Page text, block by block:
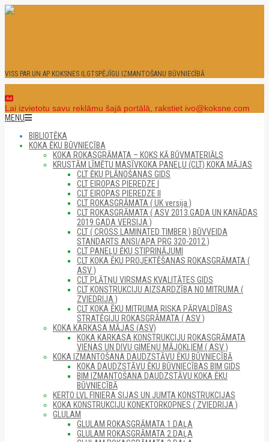
Skip
VISS PAR UN AP KOKSNES ILGTSPĒJĪGU IZMANTOŠANU BŪVNIECĪBĀ
Lai izvietotu savu reklāmu šajā portālā, rakstiet ivo@koksne.com
Secondary
Menu
MENU
BIBLIOTĒKA
KOKA ĒKU BŪVNIECĪBA
KOKA ROKASGRĀMATA – KOKS KĀ BŪVMATERIĀLS
KRUSTĀM LĪMĒTU MASĪVKOKA PANEĻU (CLT) KOKA MĀJAS
CLT ĒKU PLĀNOŠANAS GIDS
CLT EIROPAS PIEREDZE I
CLT EIROPAS PIEREDZE II
CLT ROKASGRĀMATA ( UK versija )
CLT ROKASGRĀMATA ( ASV 2013.GADA UN KANĀDAS
2019.GADA VERSIJA )
CLT ( CROSS LAMINATED TIMBER ) BŪVVEIDA
STANDARTS ANSI/APA PRG 320-2012 )
CLT PANEĻU ĒKU STIPRINĀJUMI
CLT KOKA ĒKU PROJEKTĒŠANAS ROKASGRĀMATA (
ASV )
CLT PLĀTŅU VIRSMAS KVALITĀTES GIDS
CLT KONSTRUKCIJU AIZSARDZĪBA NO MITRUMA (
ZVIEDRIJA )
CLT KOKA ĒKU MITRUMA RISKA PĀRVALDĪBAS
STRATĒĢIJU ROKASGRĀMATA ( ASV )
KOKA KARKASA MĀJAS (ASV)
KOKA KARKASA KONSTRUKCIJU ROKASGRĀMATA
VIENAS UN DIVU ĢIMEŅU MĀJOKĻIEM ( ASV )
KOKA IZMANTOŠANA DAUDZSTĀVU ĒKU BŪVNIECĪBĀ
KOKA DAUDZSTĀVU ĒKU BŪVNIECĪBAS BIM GIDS
BIM IZMANTOŠANA DAUDZSTĀVU KOKA ĒKU
BŪVNIECĪBĀ
KERTO LVL FINIERA SIJAS UN JUMTA KONSTRUKCIJAS
KOKA KONSTRUKCIJU KONEKTORKOPNES ( ZVIEDRIJA )
GLULAM
GLULAM ROKASGRĀMATA 1.DAĻA
GLULAM ROKASGRĀMATA 2.DAĻA